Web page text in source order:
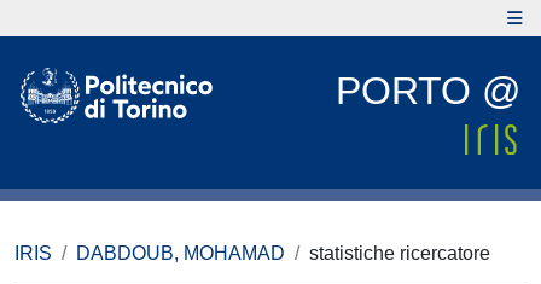
PORTO @
IRIS DABDOUB, MOHAMAD statistiche ricercatore